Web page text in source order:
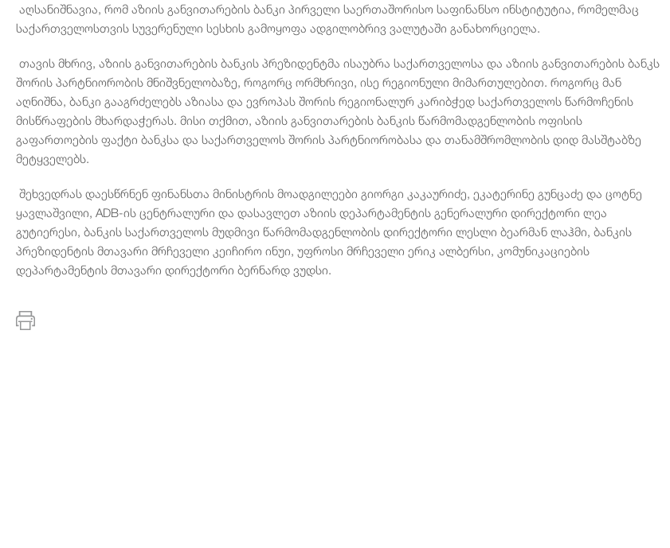
აღსანიშნავია, რომ აზიის განვითარების ბანკი პირველი საერთაშორისო საფინანსო ინსტიტუტია, რომელმაც
საქართველოსთვის სუვერენული სესხის გამოყოფა ადგილობრივ ვალუტაში განახორციელა.
თავის მხრივ, აზიის განვითარების ბანკის პრეზიდენტმა ისაუბრა საქართველოსა და აზიის განვითარების ბანკს
შორის პარტნიორობის მნიშვნელობაზე, როგორც ორმხრივი, ისე რეგიონული მიმართულებით. როგორც მან
აღნიშნა, ბანკი გააგრძელებს აზიასა და ევროპას შორის რეგიონალურ კარიბჭედ საქართველოს წარმოჩენის
მისწრაფების მხარდაჭერას. მისი თქმით, აზიის განვითარების ბანკის წარმომადგენლობის ოფისის
გაფართოების ფაქტი ბანკსა და საქართველოს შორის პარტნიორობასა და თანამშრომლობის დიდ მასშტაბზე
მეტყველებს.
შეხვედრას დაესწრნენ ფინანსთა მინისტრის მოადგილეები გიორგი კაკაურიძე, ეკატერინე გუნცაძე და ცოტნე
ყავლაშვილი, ADB-ის ცენტრალური და დასავლეთ აზიის დეპარტამენტის გენერალური დირექტორი ლეა
გუტიერესი, ბანკის საქართველოს მუდმივი წარმომადგენლობის დირექტორი ლესლი ბეარმან ლაჰმი, ბანკის
პრეზიდენტის მთავარი მრჩეველი კეიჩირო ინუი, უფროსი მრჩეველი ერიკ ალბერსი, კომუნიკაციების
დეპარტამენტის მთავარი დირექტორი ბერნარდ ვუდსი.